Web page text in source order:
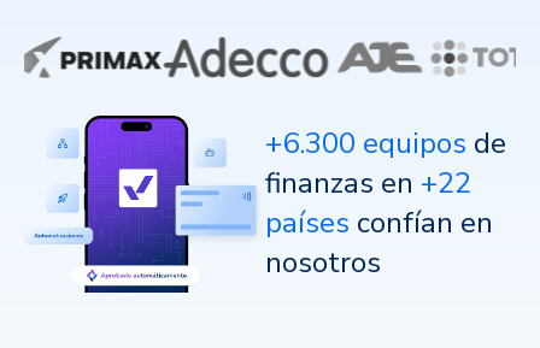
+6.300 equipos de
finanzas en +22
países confían en
nosotros